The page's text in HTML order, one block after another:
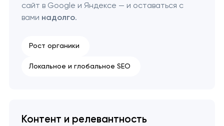
сайт в Google и Яндексе — и оставаться с
вами надолго.
Рост органики
Локальное и глобальное SEO
Контент и релевантность